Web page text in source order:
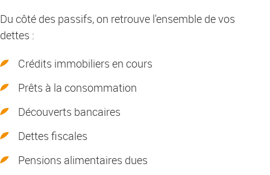
Du côté des passifs, on retrouve l'ensemble de vos
dettes :
Crédits immobiliers en cours
Prêts à la consommation
Découverts bancaires
Dettes fiscales
Pensions alimentaires dues